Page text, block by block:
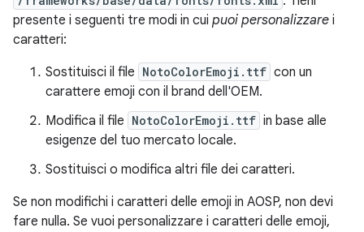
presente i seguenti tre modi in cui puoi personalizzare i
caratteri:
Sostituisci il file NotoColorEmoji.ttf con un
carattere emoji con il brand dell'OEM.
Modifica il file NotoColorEmoji.ttf in base alle
esigenze del tuo mercato locale.
Sostituisci o modifica altri file dei caratteri.
Se non modifichi i caratteri delle emoji in AOSP, non devi
fare nulla. Se vuoi personalizzare i caratteri delle emoji,